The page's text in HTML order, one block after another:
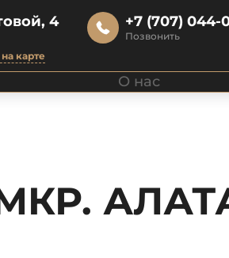
4
карте
+7 (707) 044-
Позвонить
О нас